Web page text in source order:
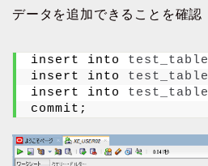
データを追加できることを確認
insert into test_table
insert into test_table
insert into test_table
commit;